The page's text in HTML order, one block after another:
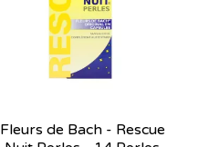
Fleurs de Bach - Rescue